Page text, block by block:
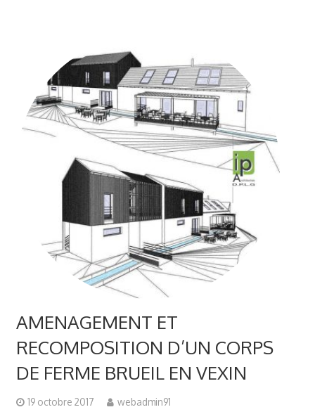
AMENAGEMENT ET
RECOMPOSITION D’UN CORPS
DE FERME BRUEIL EN VEXIN
19 octobre 2017 webadmin91